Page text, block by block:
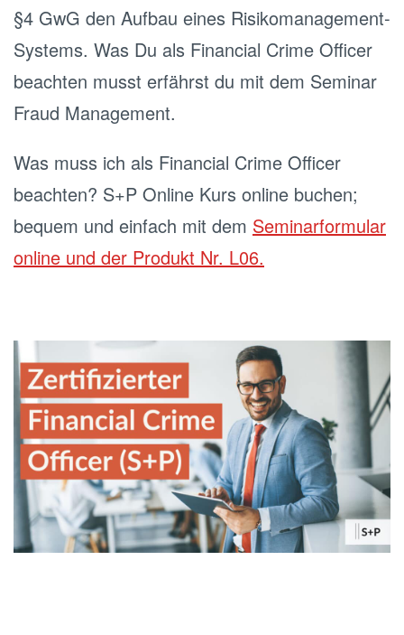
§4 GwG den Aufbau eines Risikomanagement-
Systems. Was Du als Financial Crime Officer
beachten musst erfährst du mit dem Seminar
Fraud Management.
Was muss ich als Financial Crime Officer
beachten? S+P Online Kurs online buchen;
bequem und einfach mit dem Seminarformular
online und der Produkt Nr. L06.